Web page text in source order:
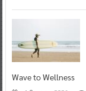
Wave to Wellness